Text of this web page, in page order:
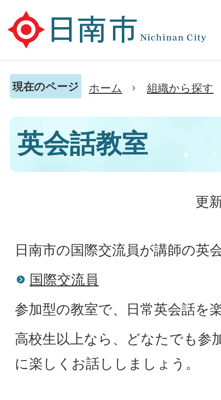
現在のページ ホーム 組織から探す
英会話教室
更
日南市の国際交流員が講師の英
国際交流員
参加型の教室で、日常英会話を
高校生以上なら、どなたでも参
に楽しくお話ししましょう。